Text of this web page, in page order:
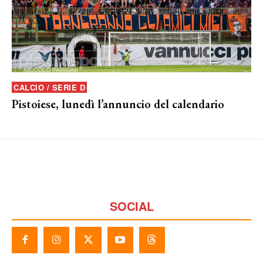
CALCIO / SERIE D
Pistoiese, lunedì l’annuncio del calendario
SOCIAL